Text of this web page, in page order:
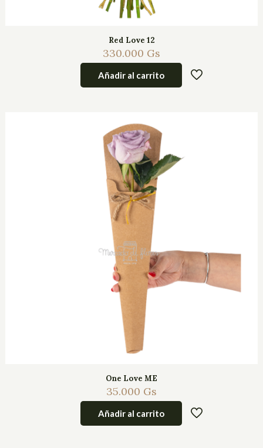
Red Love 12
330.000 Gs
Añadir al carrito
One Love ME
35.000 Gs
Añadir al carrito